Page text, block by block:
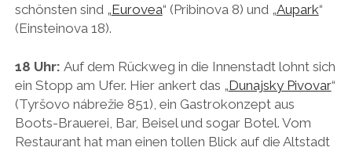
schönsten sind „Eurovea“ (Pribinova 8) und „Aupark“
(Einsteinova 18).
18 Uhr: Auf dem Rückweg in die Innenstadt lohnt sich
ein Stopp am Ufer. Hier ankert das „Dunajsky Pivovar“
(Tyršovo nábrežie 851), ein Gastrokonzept aus
Boots-Brauerei, Bar, Beisel und sogar Botel. Vom
Restaurant hat man einen tollen Blick auf die Altstadt